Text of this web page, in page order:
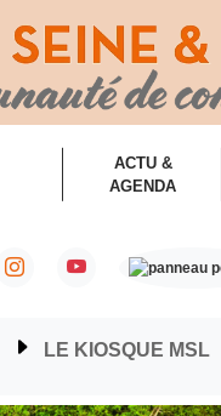
ACTU &
AGENDA
LE KIOSQUE MSL